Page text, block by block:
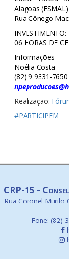
Alagoas (ESMAL)
Rua Cônego
INVESTIMENTO:
06 HORAS DE
Informações:
Noélia Costa
(82) 9 9331-
Realização:
‪#‎PARTICIPEM‬
CRP-15 -
Rua Coronel Murilo
Fone: (82)